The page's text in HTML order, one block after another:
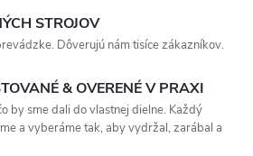
STROJOV
Dôverujú nám tisíce zákazníkov.
& OVERENÉ V PRAXI
by sme dali do vlastnej dielne. Každý
a vyberáme tak, aby vydržal, zarábal a